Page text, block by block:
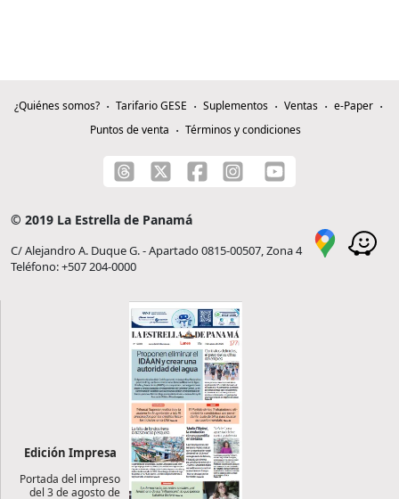
¿Quiénes somos? Tarifario GESE Suplementos Ventas
e-Paper
Puntos de venta
Términos y condiciones
© 2019 La Estrella de Panamá
C/ Alejandro A. Duque G. - Apartado 0815-00507, Zona 4
Teléfono: +507 204-0000
Edición Impresa
Portada del impreso
del 3 de agosto de